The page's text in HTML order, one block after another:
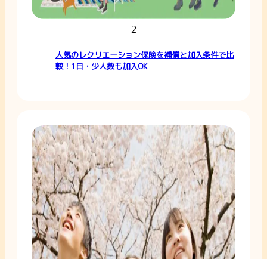
2
人気のレクリエーション保険を補償と加入条件で比
較！1日・少人数も加入OK